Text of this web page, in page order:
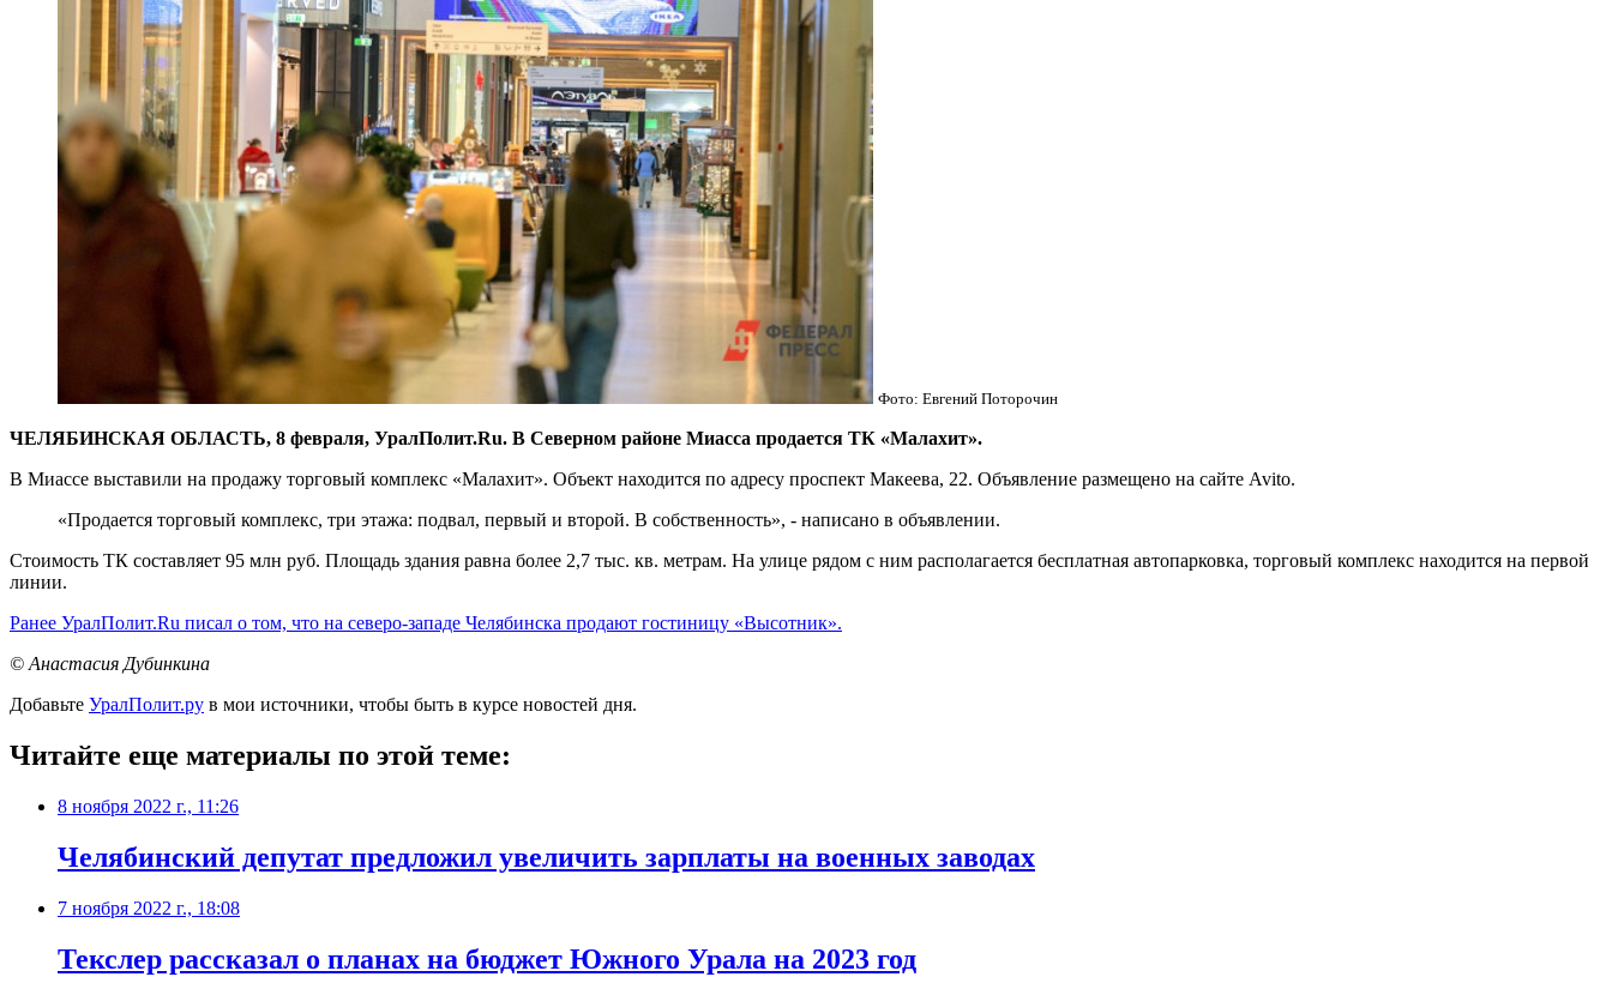
Фото: Евгений Поторочин
​ЧЕЛЯБИНСКАЯ ОБЛАСТЬ, 8 февраля, УралПолит.Ru. В Северном районе Миасса продается ТК «Малахит».
В Миассе выставили на продажу торговый комплекс «Малахит». Объект находится по адресу проспект Макеева, 22. Объявление размещено на сайте Avito.
«Продается торговый комплекс, три этажа: подвал, первый и второй. В собственность», - написано в объявлении.
Стоимость ТК составляет 95 млн руб. Площадь здания равна более 2,7 тыс. кв. метрам. На улице рядом с ним располагается бесплатная автопарковка, торговый комплекс находится на первой
линии.
Ранее УралПолит.Ru писал о том, что на северо-западе Челябинска продают гостиницу «Выcoтник».
© Анастасия Дубинкина
Добавьте УралПолит.ру в мои источники, чтобы быть в курсе новостей дня.
Читайте еще материалы по этой теме:
8 ноября 2022 г., 11:26
​Челябинский депутат предложил увеличить зарплаты на военных заводах
7 ноября 2022 г., 18:08
​Текслер рассказал о планах на бюджет Южного Урала на 2023 год